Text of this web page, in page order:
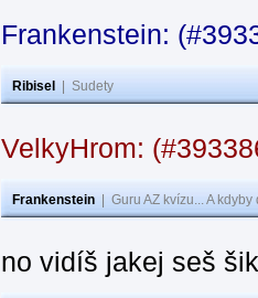
Frankenstein:
Ribisel Sudety
VelkyHrom:
Frankenstein Guru AZ kvízu... A
no vidíš jakej seš